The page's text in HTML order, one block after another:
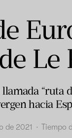
Le
“ruta
hacia
de 2021 · Tiempo